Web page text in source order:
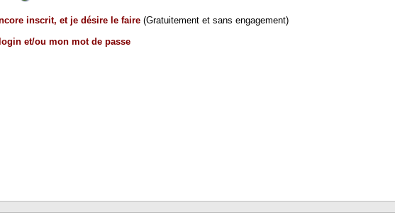
inscrit, et je désire le faire (Gratuitement et sans engagement)
et/ou mon mot de passe